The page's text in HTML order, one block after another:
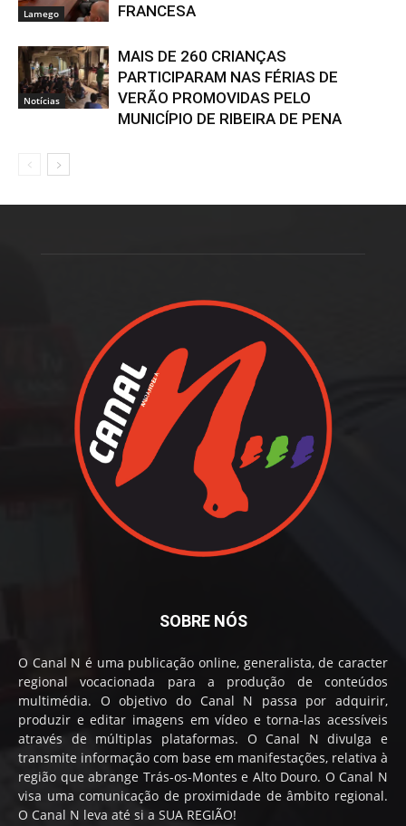
Lamego
FRANCESA
Notícias
MAIS DE 260 CRIANÇAS
PARTICIPARAM NAS FÉRIAS DE
VERÃO PROMOVIDAS PELO
MUNICÍPIO DE RIBEIRA DE PENA
SOBRE NÓS
O Canal N é uma publicação online, generalista, de caracter
regional vocacionada para a produção de conteúdos
multimédia. O objetivo do Canal N passa por adquirir,
produzir e editar imagens em vídeo e torna-las acessíveis
através de múltiplas plataformas. O Canal N divulga e
transmite informação com base em manifestações, relativa à
região que abrange Trás-os-Montes e Alto Douro. O Canal N
visa uma comunicação de proximidade de âmbito regional.
O Canal N leva até si a SUA REGIÃO!